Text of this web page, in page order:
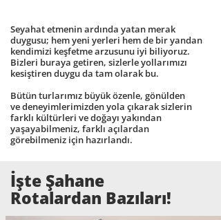
Seyahat etmenin ardında yatan merak
duygusu; hem yeni yerleri hem de bir yandan
kendimizi keşfetme arzusunu iyi biliyoruz.
Bizleri buraya getiren, sizlerle yollarımızı
kesiştiren duygu da tam olarak bu.
Bütün turlarımız büyük özenle, gönülden
ve deneyimlerimizden yola çıkarak sizlerin
farklı kültürleri ve doğayı yakından
yaşayabilmeniz, farklı açılardan
görebilmeniz için hazırlandı.
İşte Şahane
Rotalardan Bazıları!